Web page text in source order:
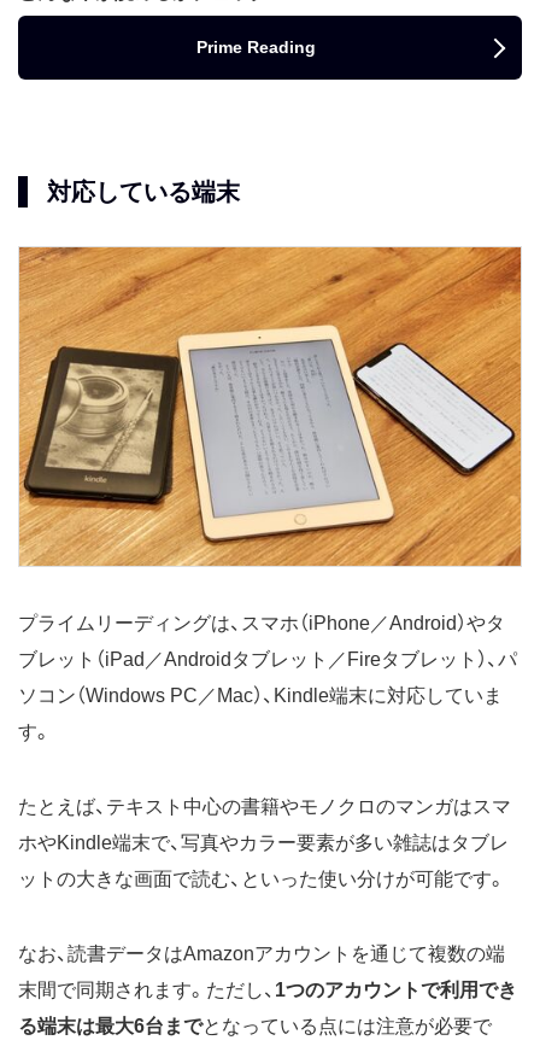
Prime Reading
対応している端末
プライムリーディングは、スマホ（iPhone／Android）やタ
ブレット（iPad／Androidタブレット／Fireタブレット）、パ
ソコン（Windows PC／Mac）、Kindle端末に対応していま
す。
たとえば、テキスト中心の書籍やモノクロのマンガはスマ
ホやKindle端末で、写真やカラー要素が多い雑誌はタブレ
ットの大きな画面で読む、といった使い分けが可能です。
なお、読書データはAmazonアカウントを通じて複数の端
末間で同期されます。ただし、 1つのアカウントで利用でき
る端末は最大6台までとなっている点には注意が必要で